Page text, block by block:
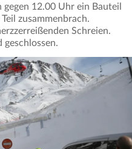
12.00 Uhr ein Bauteil
zusammenbrach.
Schreien.
geschlossen.